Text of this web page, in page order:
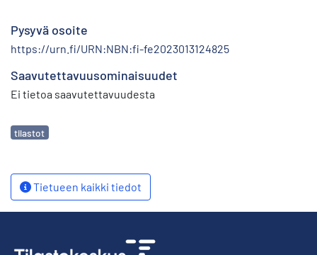
Pysyvä osoite
https://urn.fi/URN:NBN:fi-fe2023013124825
Saavutettavuusominaisuudet
Ei tietoa saavutettavuudesta
Avainsanat
tilastot
Tietueen kaikki tiedot